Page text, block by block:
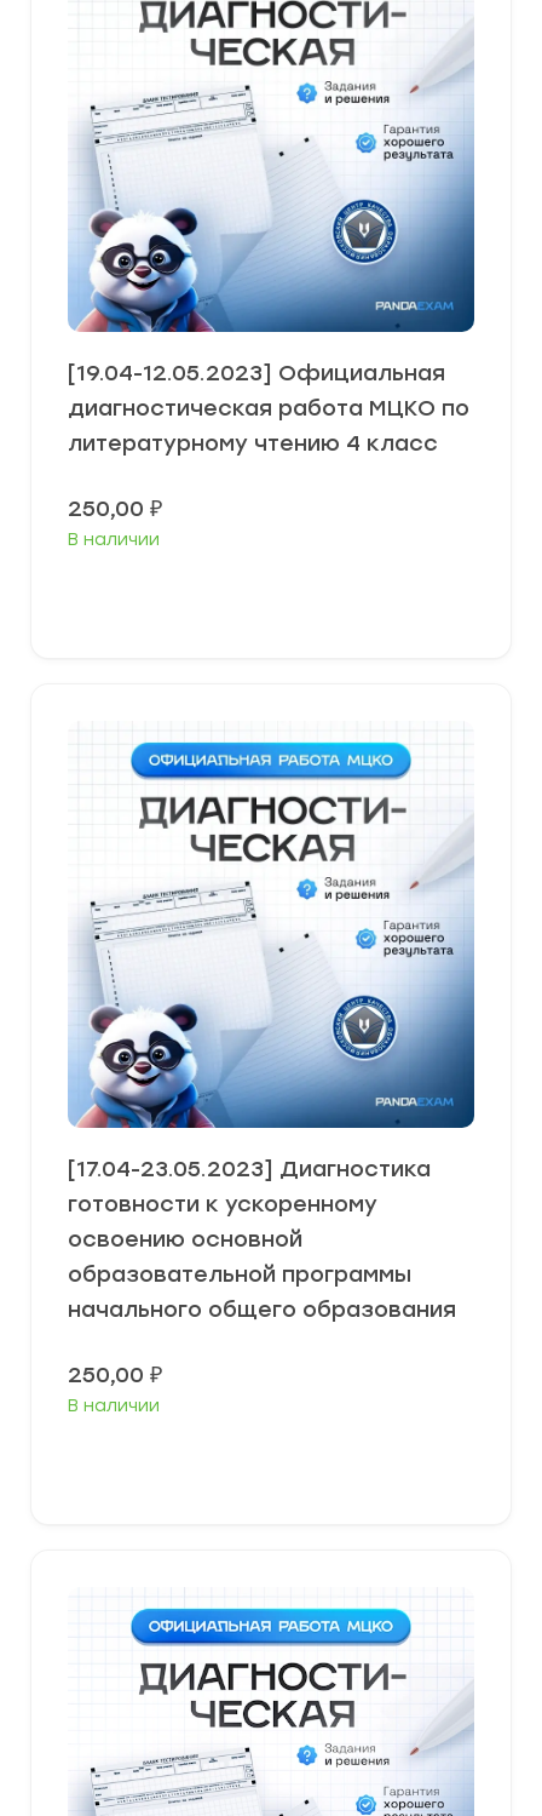
[19.04-12.05.2023] Официальная
диагностическая работа МЦКО по
литературному чтению 4 класс
250,00 ₽
В наличии
[17.04-23.05.2023] Диагностика
готовности к ускоренному
освоению основной
образовательной программы
начального общего образования
250,00 ₽
В наличии